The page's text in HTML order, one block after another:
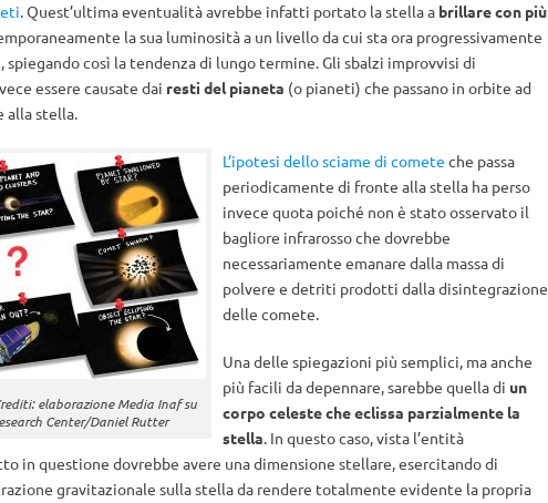
. Quest’ultima eventualità avrebbe infatti portato la stella a brillare con più
la sua luminosità a un livello da cui sta ora progressivamente
spiegando così la tendenza di lungo termine. Gli sbalzi improvvisi di
essere causate dai resti del pianeta (o pianeti) che passano in orbite ad
alla stella.
elaborazione Media Inaf su
Center/Daniel Rutter
L’ipotesi dello sciame di comete che passa
periodicamente di fronte alla stella ha perso
invece quota poiché non è stato osservato il
bagliore infrarosso che dovrebbe
necessariamente emanare dalla massa di
polvere e detriti prodotti dalla disintegrazione
delle comete.
Una delle spiegazioni più semplici, ma anche
più facili da depennare, sarebbe quella di un
corpo celeste che eclissa parzialmente la
stella. In questo caso, vista l’entità
in questione dovrebbe avere una dimensione stellare, esercitando di
gravitazionale sulla stella da rendere totalmente evidente la propria